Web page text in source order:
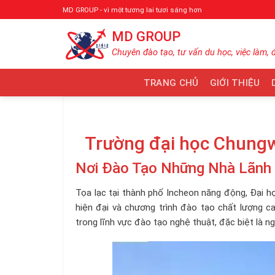
qua
MD GROUP - vì một tương lai tươi sáng hơn
MD GROUP
Chuyên đào tạo, tư vấn du học, việc làm,
TRANG CHỦ GIỚI THIỆU
Trường đại học
Nơi Đào Tạo Những Nhà
Tọa lạc tại thành phố Incheon năng động, Đại
hiện đại và chương trình đào tạo chất lượng
trong lĩnh vực đào tạo nghệ thuật, đặc biệt là